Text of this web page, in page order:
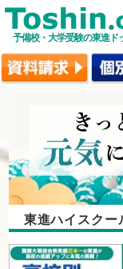
予備校・大学受験の東進ド
東進ハイスクー